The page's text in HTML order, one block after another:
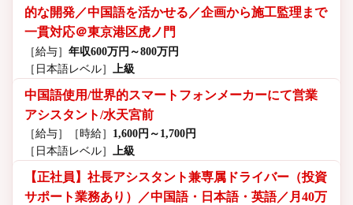
的な開発／中国語を活かせる／企画から施工監理まで
一貫対応＠東京港区虎ノ門
［給与］ 年収600万円～800万円
［日本語レベル］
上級
中国語使用/世界的スマートフォンメーカーにて営業
アシスタント/水天宮前
［給与］ ［時給］ 1,600円～1,700円
［日本語レベル］ 上級
【正社員】社長アシスタント兼専属ドライバー（投資
サポート業務あり）／中国語・日本語・英語／月40万